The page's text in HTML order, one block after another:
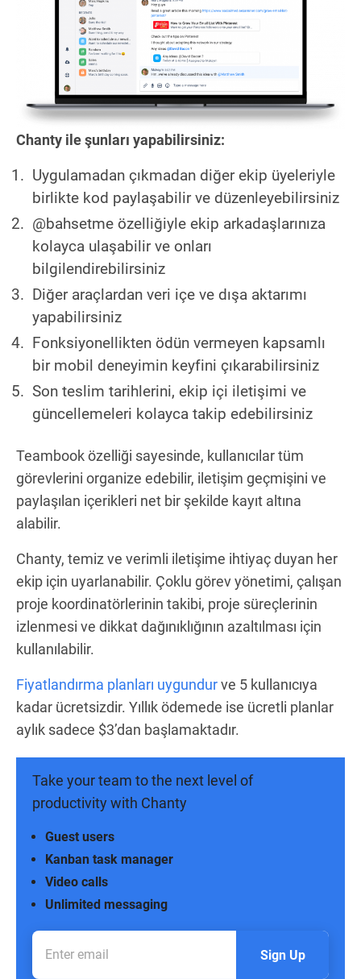
Chanty ile şunları yapabilirsiniz:
Uygulamadan çıkmadan diğer ekip üyeleriyle
birlikte kod paylaşabilir ve düzenleyebilirsiniz
@bahsetme özelliğiyle ekip arkadaşlarınıza
kolayca ulaşabilir ve onları
bilgilendirebilirsiniz
Diğer araçlardan veri içe ve dışa aktarımı
yapabilirsiniz
Fonksiyonellikten ödün vermeyen kapsamlı
bir mobil deneyimin keyfini çıkarabilirsiniz
Son teslim tarihlerini, ekip içi iletişimi ve
güncellemeleri kolayca takip edebilirsiniz
Teambook özelliği sayesinde, kullanıcılar tüm
görevlerini organize edebilir, iletişim geçmişini ve
paylaşılan içerikleri net bir şekilde kayıt altına
alabilir.
Chanty, temiz ve verimli iletişime ihtiyaç duyan her
ekip için uyarlanabilir. Çoklu görev yönetimi, çalışan
proje koordinatörlerinin takibi, proje süreçlerinin
izlenmesi ve dikkat dağınıklığının azaltılması için
kullanılabilir.
Fiyatlandırma planları uygundurve 5 kullanıcıya
kadar ücretsizdir. Yıllık ödemede ise ücretli planlar
aylık sadece $3’dan başlamaktadır.
Take your team to the next level of
productivity with Chanty
Unlimited messaging
Video calls
Kanban task manager
Guest users
Sign Up